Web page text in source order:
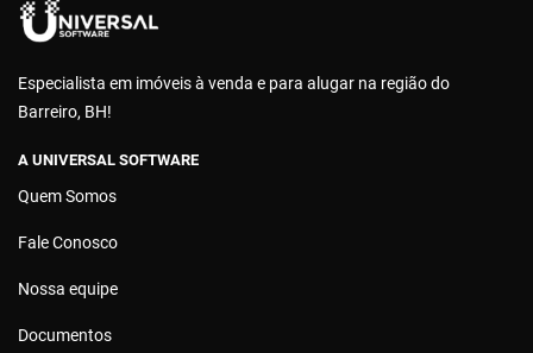
Especialista em imóveis à venda e para alugar na região do
Barreiro, BH!
A UNIVERSAL SOFTWARE
Quem Somos
Fale Conosco
Nossa equipe
Documentos